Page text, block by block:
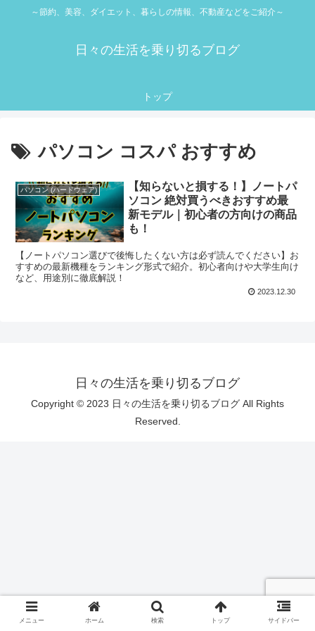
～節約、美容、ダイエット、暮らしの情報、不動産などをご紹介～
日々の生活を乗り切るブログ
トップ
パソコン コスパ おすすめ
パソコン (ハードウェア)
【知らないと損する！】ノートパ
ソコン 絶対買うべきおすすめ最
新モデル｜初心者の方向けの商品
も！
【ノートパソコン選びで後悔したくない方は必ず読んでください】お
すすめの最新機種をランキング形式で紹介。初心者向けや大学生向け
など、用途別に徹底解説！
2023.12.30
日々の生活を乗り切るブログ
Copyright © 2023 日々の生活を乗り切るブログ All Rights
Reserved.
メニュー ホーム 検索 トップ サイドバー